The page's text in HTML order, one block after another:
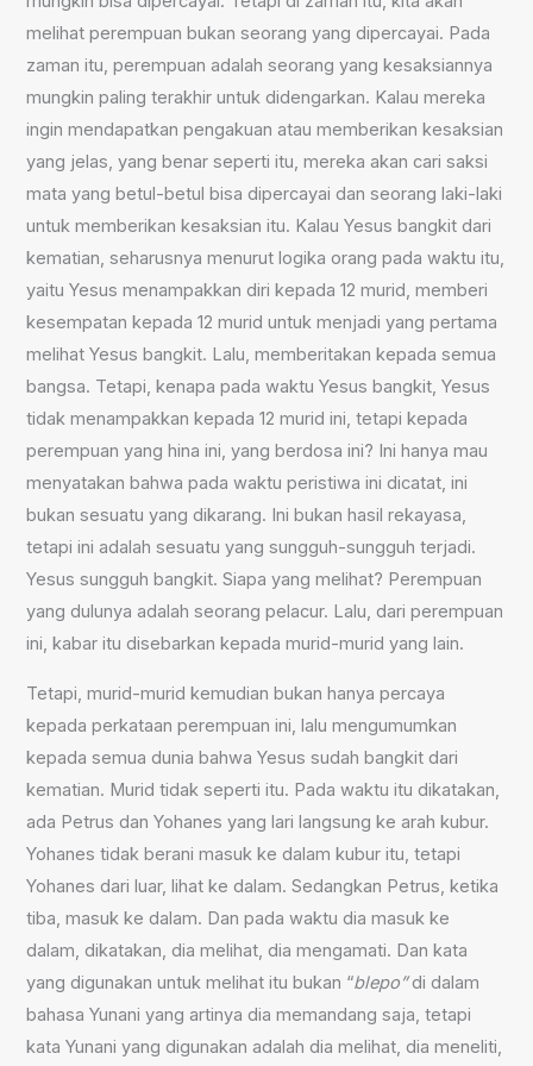
melihat perempuan bukan seorang yang dipercayai. Pada
zaman itu, perempuan adalah seorang yang kesaksiannya
mungkin paling terakhir untuk didengarkan. Kalau mereka
ingin mendapatkan pengakuan atau memberikan kesaksian
yang jelas, yang benar seperti itu, mereka akan cari saksi
mata yang betul-betul bisa dipercayai dan seorang laki-laki
untuk memberikan kesaksian itu. Kalau Yesus bangkit dari
kematian, seharusnya menurut logika orang pada waktu itu,
yaitu Yesus menampakkan diri kepada 12 murid, memberi
kesempatan kepada 12 murid untuk menjadi yang pertama
melihat Yesus bangkit. Lalu, memberitakan kepada semua
bangsa. Tetapi, kenapa pada waktu Yesus bangkit, Yesus
tidak menampakkan kepada 12 murid ini, tetapi kepada
perempuan yang hina ini, yang berdosa ini? Ini hanya mau
menyatakan bahwa pada waktu peristiwa ini dicatat, ini
bukan sesuatu yang dikarang. Ini bukan hasil rekayasa,
tetapi ini adalah sesuatu yang sungguh-sungguh terjadi.
Yesus sungguh bangkit. Siapa yang melihat? Perempuan
yang dulunya adalah seorang pelacur. Lalu, dari perempuan
ini, kabar itu disebarkan kepada murid-murid yang lain.
Tetapi, murid-murid kemudian bukan hanya percaya
kepada perkataan perempuan ini, lalu mengumumkan
kepada semua dunia bahwa Yesus sudah bangkit dari
kematian. Murid tidak seperti itu. Pada waktu itu dikatakan,
ada Petrus dan Yohanes yang lari langsung ke arah kubur.
Yohanes tidak berani masuk ke dalam kubur itu, tetapi
Yohanes dari luar, lihat ke dalam. Sedangkan Petrus, ketika
tiba, masuk ke dalam. Dan pada waktu dia masuk ke
dalam, dikatakan, dia melihat, dia mengamati. Dan kata
yang digunakan untuk melihat itu bukan “blepo”di dalam
bahasa Yunani yang artinya dia memandang saja, tetapi
kata Yunani yang digunakan adalah dia melihat, dia meneliti,